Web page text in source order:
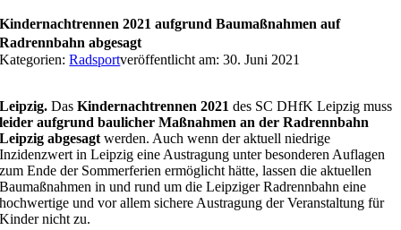
Kindernachtrennen 2021 aufgrund Baumaßnahmen auf
Radrennbahn abgesagt
Kategorien:Radsportveröffentlicht am: 30. Juni 2021
Leipzig. DasKindernachtrennen 2021 des SC DHfK Leipzig muss
leider aufgrund baulicher Maßnahmen an der Radrennbahn
Leipzig abgesagtwerden. Auch wenn der aktuell niedrige
Inzidenzwert in Leipzig eine Austragung unter besonderen Auflagen
zum Ende der Sommerferien ermöglicht hätte, lassen die aktuellen
Baumaßnahmen in und rund um die Leipziger Radrennbahn eine
hochwertige und vor allem sichere Austragung der Veranstaltung für
Kinder nicht zu.